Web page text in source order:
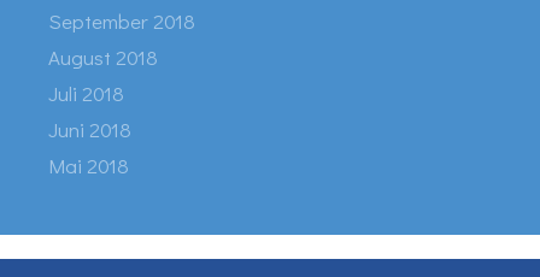
September 2018
August 2018
Juli 2018
Juni 2018
Mai 2018